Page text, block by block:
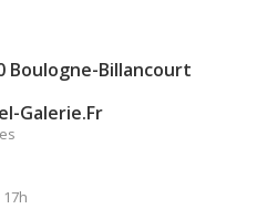
Boulogne-Billancourt
Galerie.fr